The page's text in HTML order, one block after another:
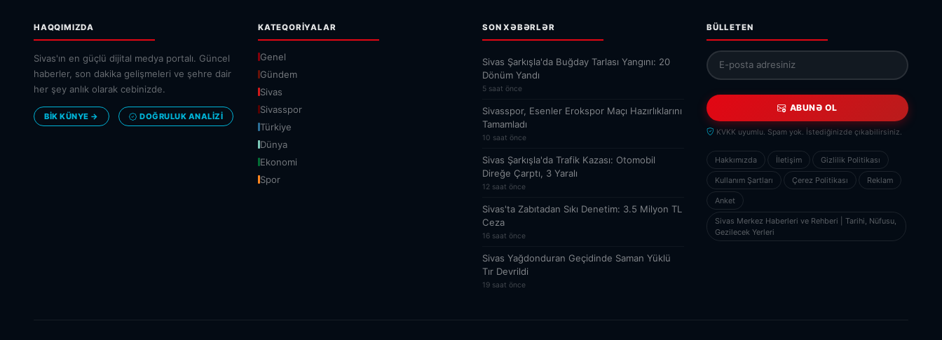
HAQQIMIZDA
Sivas'ın en güçlü dijital medya portalı. Güncel
haberler, son dakika gelişmeleri ve şehre dair
her şey anlık olarak cebinizde.
BİK KÜNYE → DOĞRULUK ANALIZI
KATEQORIYALAR
Genel
Gündem
Sivas
Sivasspor
Türkiye
Dünya
Ekonomi
Spor
SON XƏBƏRLƏR
Sivas Şarkışla'da Buğday Tarlası Yangını: 20
Dönüm Yandı
5 saat önce
Sivasspor, Esenler Erokspor Maçı Hazırlıklarını
Tamamladı
10 saat önce
Sivas Şarkışla'da Trafik Kazası: Otomobil
Direğe Çarptı, 3 Yaralı
12 saat önce
Sivas'ta Zabıtadan Sıkı Denetim: 3.5 Milyon TL
Ceza
16 saat önce
Sivas Yağdonduran Geçidinde Saman Yüklü
Tır Devrildi
19 saat önce
BÜLLETEN
ABUNƏ OL
KVKK uyumlu. Spam yok. İstediğinizde çıkabilirsiniz.
Hakkımızda İletişim Gizlilik Politikası
Kullanım Şartları Çerez Politikası Reklam
Anket
Sivas Merkez Haberleri ve Rehberi | Tarihi, Nüfusu,
Gezilecek Yerleri